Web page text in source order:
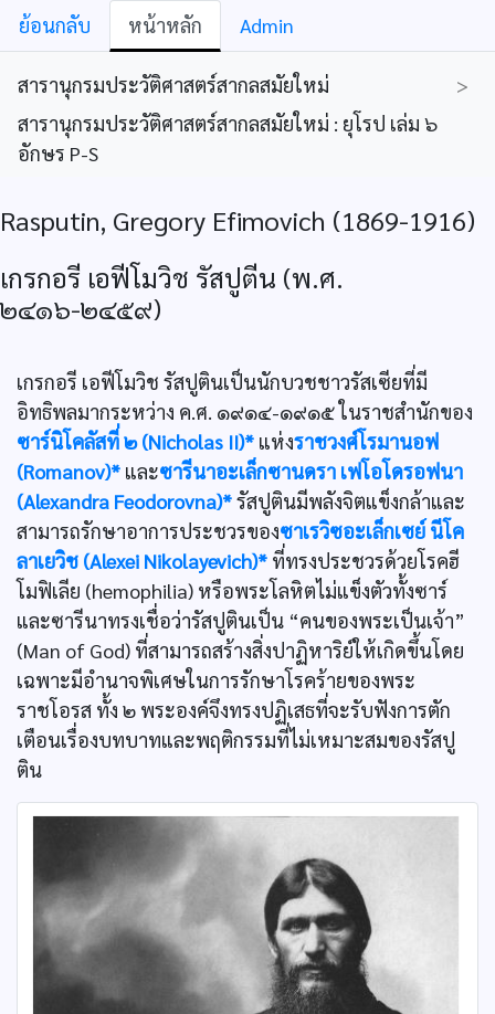
ย้อนกลับ หน้าหลัก Admin
สารานุกรมประวัติศาสตร์สากลสมัยใหม่
>
สารานุกรมประวัติศาสตร์สากลสมัยใหม่ : ยุโรป เล่ม ๖
อักษร P-S
Rasputin, Gregory Efimovich (1869-1916)
เกรกอรี เอฟีโมวิช รัสปูตีน (พ.ศ.
๒๔๑๖-๒๔๕๙)
เกรกอรี เอฟีโมวิช รัสปูตินเป็นนักบวชชาวรัสเซียที่มี
อิทธิพลมากระหว่าง ค.ศ. ๑๙๑๔-๑๙๑๕ ในราชสำนักของ
ซาร์นิโคลัสที่ ๒ (Nicholas II)* แห่งราชวงศ์โรมานอฟ
(Romanov)* และซารีนาอะเล็กซานดรา เฟโอโดรอฟนา
(Alexandra Feodorovna)*รัสปูตินมีพลังจิตแข็งกล้าและ
สามารถรักษาอาการประชวรของซาเรวิซอะเล็กเซย์ นีโค
ลาเยวิช (Alexei Nikolayevich)* ที่ทรงประชวรด้วยโรคฮี
โมฟิเลีย (hemophilia) หรือพระโลหิตไม่แข็งตัวทั้งซาร์
และซารีนาทรงเชื่อว่ารัสปูตินเป็น “คนของพระเป็นเจ้า”
(Man of God) ที่สามารถสร้างสิ่งปาฏิหาริย์ให้เกิดขึ้นโดย
เฉพาะมีอำนาจพิเศษในการรักษาโรคร้ายของพระ
ราชโอรส ทั้ง ๒ พระองค์จึงทรงปฏิเสธที่จะรับฟังการตัก
เตือนเรื่องบทบาทและพฤติกรรมที่ไม่เหมาะสมของรัสปู
ติน